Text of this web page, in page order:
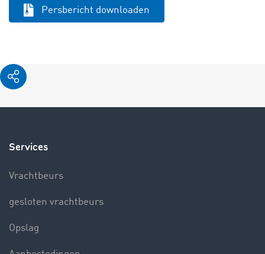
Persbericht downloaden
Services
Vrachtbeurs
gesloten vrachtbeurs
Opslag